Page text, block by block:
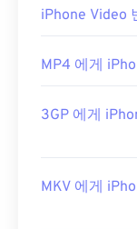
기본적으로
한 기기와 운
"DivX"는 더 이
실, DivX 코덱
모티콘과 함께
iPhone Video
MP4 에게
3GP 에게
MKV 에게